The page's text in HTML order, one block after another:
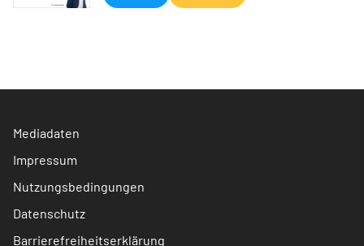
Mediadaten
Impressum
Nutzungsbedingungen
Datenschutz
Barrierefreiheitserklärung